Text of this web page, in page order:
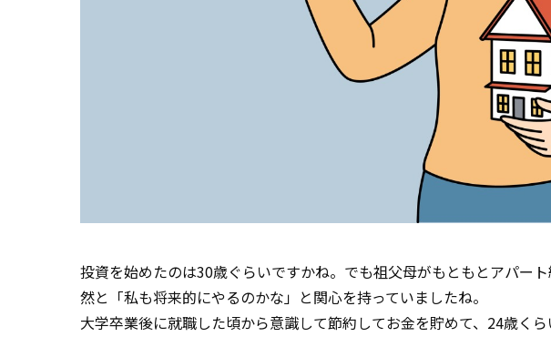
投資を始めたのは30歳ぐらいですかね。でも祖父母がもともとアパー
然と「私も将来的にやるのかな」と関心を持っていましたね。
大学卒業後に就職した頃から意識して節約してお金を貯めて、24歳くら